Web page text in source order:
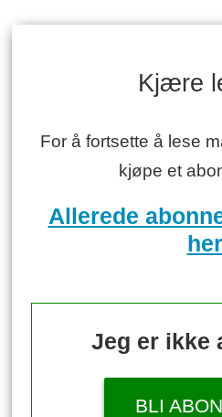
Kjære
For å fortsette å lese
kjøpe et
Allerede
her
Jeg er ikke
BLI